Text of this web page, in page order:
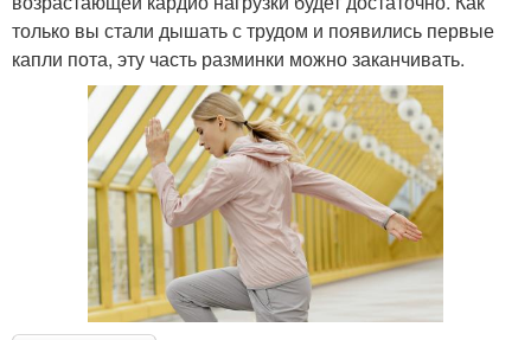
только вы стали дышать с трудом и появились первые
капли пота, эту часть разминки можно заканчивать.